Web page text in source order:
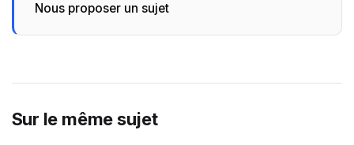
Nous proposer un sujet
Sur le même sujet